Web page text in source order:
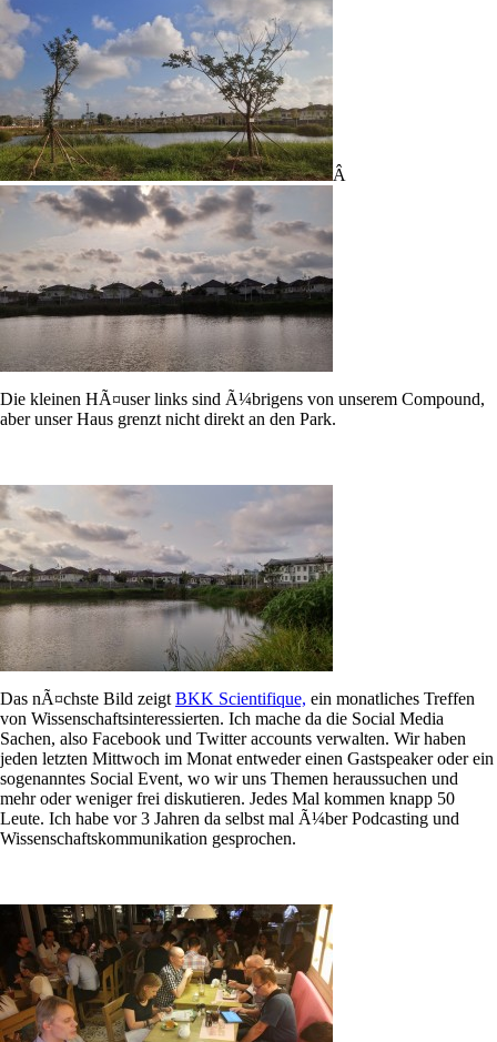
Â
Die kleinen HÃ¤user links sind Ã¼brigens von unserem Compound,
aber unser Haus grenzt nicht direkt an den Park.
Das nÃ¤chste Bild zeigt BKK Scientifique, ein monatliches Treffen
von Wissenschaftsinteressierten. Ich mache da die Social Media
Sachen, also Facebook und Twitter accounts verwalten. Wir haben
jeden letzten Mittwoch im Monat entweder einen Gastspeaker oder ein
sogenanntes Social Event, wo wir uns Themen heraussuchen und
mehr oder weniger frei diskutieren. Jedes Mal kommen knapp 50
Leute. Ich habe vor 3 Jahren da selbst mal Ã¼ber Podcasting und
Wissenschaftskommunikation gesprochen.